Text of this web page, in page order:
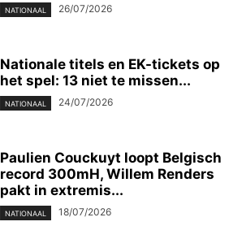
NATIONAAL 26/07/2026
Nationale titels en EK-tickets op
het spel: 13 niet te missen...
NATIONAAL 24/07/2026
Paulien Couckuyt loopt Belgisch
record 300mH, Willem Renders
pakt in extremis...
NATIONAAL 18/07/2026